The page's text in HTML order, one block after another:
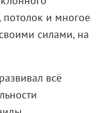
потолок и многое
силами, на
всё